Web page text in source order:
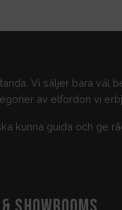
Vi säljer bara väl
av elfordon vi
kunna guida och ge